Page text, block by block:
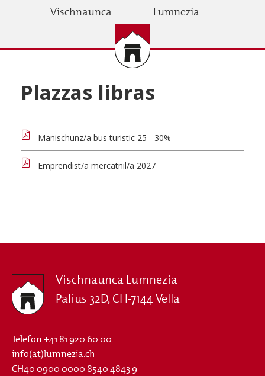
Vischnaunca Lumnezia
Plazzas libras
Manischunz/a bus turistic 25 - 30%
Emprendist/a mercatnil/a 2027
Vischnaunca Lumnezia
Palius 32D, CH-7144 Vella
Telefon+41 81 920 60 00
info(at)lumnezia.ch
CH40 0900 0000 8540 4843 9